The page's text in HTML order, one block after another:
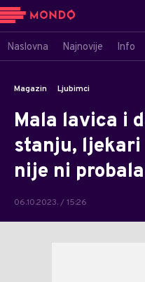
Naslovna Najnovije Info
Magazin Ljubimci
Mala lavica i
stanju, ljekari
nije ni
06.10.2023. / 15:26